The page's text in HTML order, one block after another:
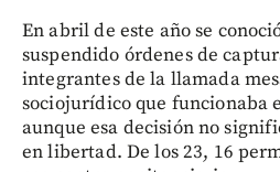
En abril de este año se
suspendido órdenes de
integrantes de la llamada
sociojurídico que funcionaba
aunque esa decisión no
en libertad. De los 23, 16